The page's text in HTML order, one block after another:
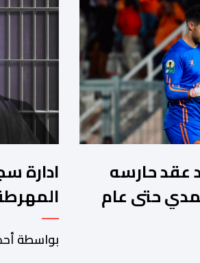
عقد حارسه
حتى عام
ادارة
استشارة و50 فحصا
بواسطة